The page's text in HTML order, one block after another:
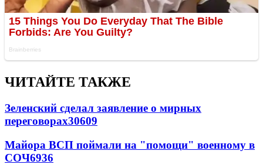
ЧИТАЙТЕ ТАКЖЕ
Зеленский сделал заявление о мирных
переговорах30609
Майора ВСП поймали на "помощи" военному в
СОЧ6936